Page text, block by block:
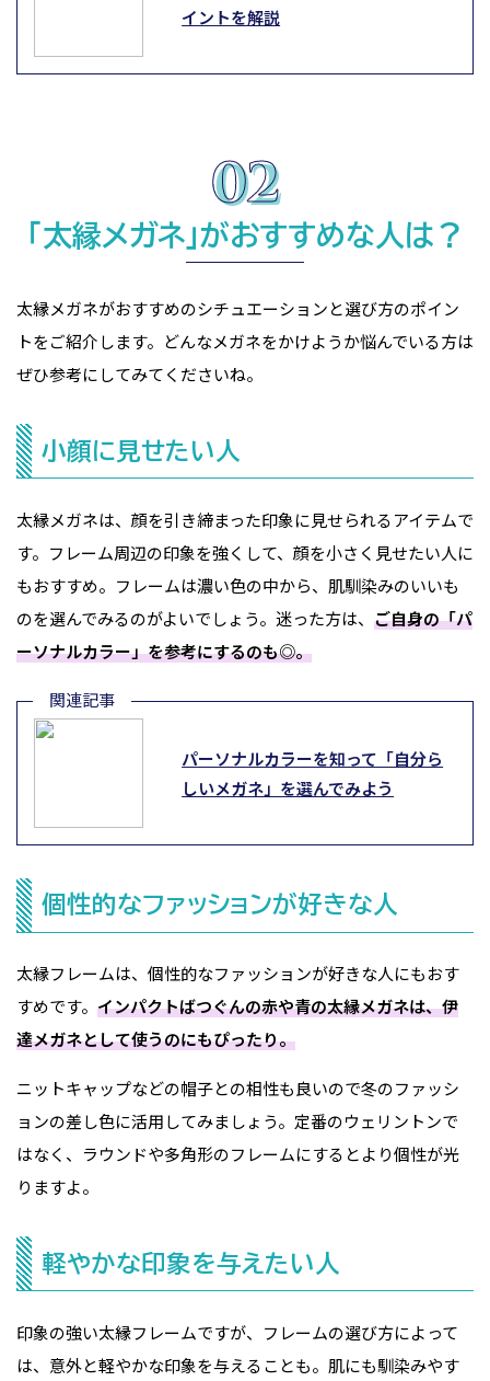
イントを解説
「太縁メガネ」がおすすめな人は？
太縁メガネがおすすめのシチュエーションと選び方のポイン
トをご紹介します。どんなメガネをかけようか悩んでいる方は
ぜひ参考にしてみてくださいね。
小顔に見せたい人
太縁メガネは、顔を引き締まった印象に見せられるアイテムで
す。フレーム周辺の印象を強くして、顔を小さく見せたい人に
もおすすめ。フレームは濃い色の中から、肌馴染みのいいも
のを選んでみるのがよいでしょう。迷った方は、 ご自身の「パ
ーソナルカラー」を参考にするのも◎。
パーソナルカラーを知って「自分ら
しいメガネ」を選んでみよう
個性的なファッションが好きな人
太縁フレームは、個性的なファッションが好きな人にもおす
すめです。 インパクトばつぐんの赤や青の太縁メガネは、伊
達メガネとして使うのにもぴったり。
ニットキャップなどの帽子との相性も良いので冬のファッシ
ョンの差し色に活用してみましょう。定番のウェリントンで
はなく、ラウンドや多角形のフレームにするとより個性が光
りますよ。
軽やかな印象を与えたい人
印象の強い太縁フレームですが、フレームの選び方によって
は、意外と軽やかな印象を与えることも。肌にも馴染みやす